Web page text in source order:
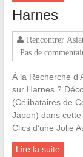
Harnes
Rencontrer
Pas de
À la Recherche
sur Harnes ?
(Célibataires de
Japon) dans
Clics d’une Jolie
Lire la suite